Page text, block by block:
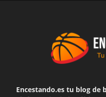
Encestando.es tu blog de